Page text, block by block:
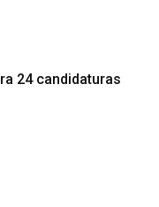
24 candidaturas